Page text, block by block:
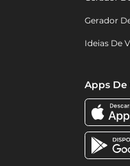
Gerador
Ideias De
Apps De